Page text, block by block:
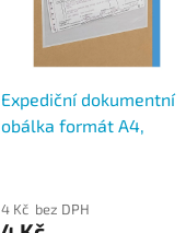
Expediční dokumentní
obálka formát A4,
4 Kč bez DPH